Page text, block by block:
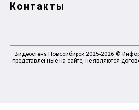
Контакты
Видеостена Новосибирск 2025-2026 ©
представленные на сайте, не являются